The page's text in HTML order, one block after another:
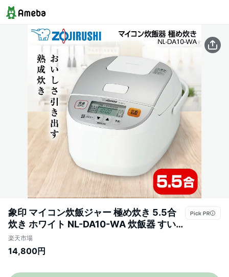
象印 マイコン炊飯ジャー 極め炊き 5.5合
炊き ホワイト NL-DA10-WA 炊飯器 すいは
んき ジャー 保温 黒厚釜 新生活 純正品 メ
ーカー様お取引あり メーカー保証対応 初
楽天市場
14,800円